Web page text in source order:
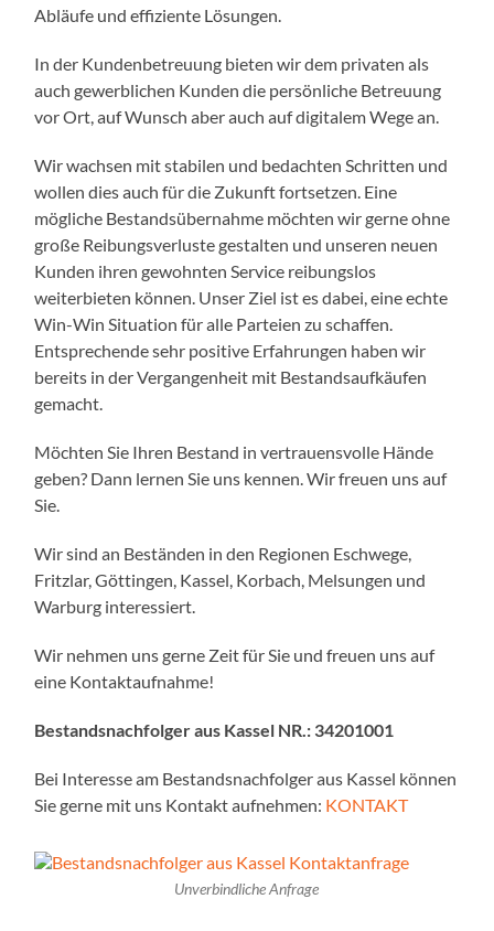
Abläufe und effiziente Lösungen.
In der Kundenbetreuung bieten wir dem privaten als
auch gewerblichen Kunden die persönliche Betreuung
vor Ort, auf Wunsch aber auch auf digitalem Wege an.
Wir wachsen mit stabilen und bedachten Schritten und
wollen dies auch für die Zukunft fortsetzen. Eine
mögliche Bestandsübernahme möchten wir gerne ohne
große Reibungsverluste gestalten und unseren neuen
Kunden ihren gewohnten Service reibungslos
weiterbieten können. Unser Ziel ist es dabei, eine echte
Win-Win Situation für alle Parteien zu schaffen.
Entsprechende sehr positive Erfahrungen haben wir
bereits in der Vergangenheit mit Bestandsaufkäufen
gemacht.
Möchten Sie Ihren Bestand in vertrauensvolle Hände
geben? Dann lernen Sie uns kennen. Wir freuen uns auf
Sie.
Wir sind an Beständen in den Regionen Eschwege,
Fritzlar, Göttingen, Kassel, Korbach, Melsungen und
Warburg interessiert.
Wir nehmen uns gerne Zeit für Sie und freuen uns auf
eine Kontaktaufnahme!
Bestandsnachfolger aus Kassel NR.: 34201001
Bei Interesse am Bestandsnachfolger aus Kassel können
Sie gerne mit uns Kontakt aufnehmen: KONTAKT
Unverbindliche Anfrage